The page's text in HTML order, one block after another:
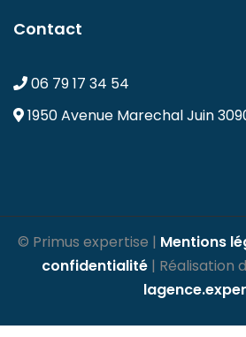
Contact
06 79 17 34 54
1950 Avenue Marechal Juin
© Primus expertise | Mentions
confidentialité | Réalisation